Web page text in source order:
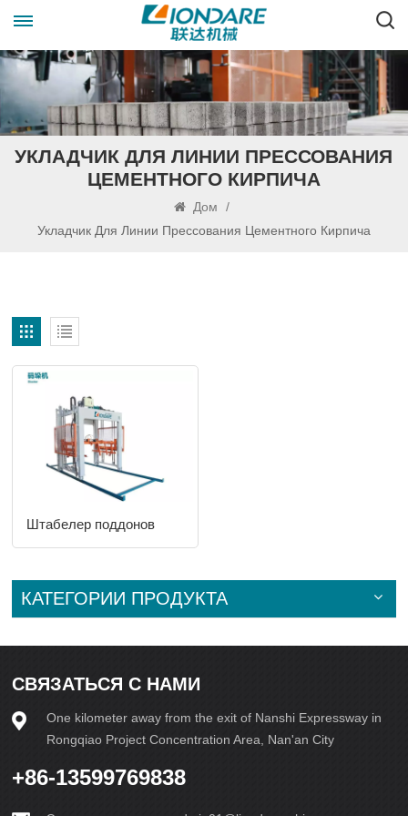
УКЛАДЧИК ДЛЯ ЛИНИИ ПРЕССОВАНИЯ
ЦЕМЕНТНОГО КИРПИЧА
Дом
/
Укладчик Для Линии Прессования Цементного Кирпича
Штабелер поддонов
КАТЕГОРИИ ПРОДУКТА
СВЯЗАТЬСЯ С НАМИ
One kilometer away from the exit of Nanshi Expressway in
Rongqiao Project Concentration Area, Nan'an City
+86-13599769838